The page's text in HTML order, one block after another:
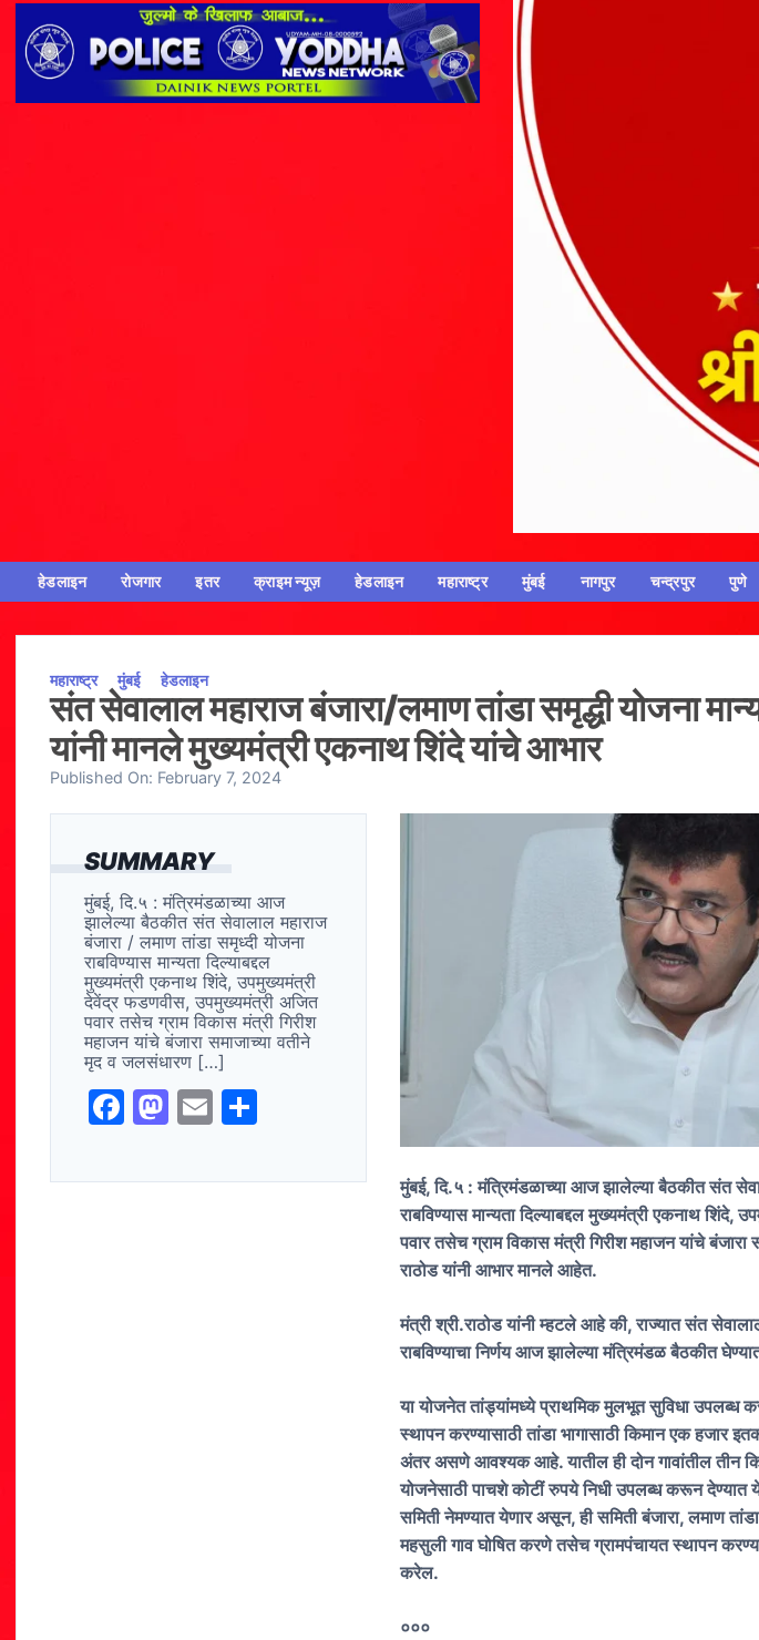
हेडलाइन रोजगार इतर क्राइम न्यूज़ हेडलाइन महाराष्ट्र मुंबई नागपुर चन्द्रपुर पुणे
महाराष्ट्र मुंबई हेडलाइन
संत सेवालाल महाराज बंजारा/लमाण तांडा समृद्धी योजना
यांनी मानले मुख्यमंत्री एकनाथ शिंदे यांचे आभार
Published On: February 7, 2024
SUMMARY
मुंबई, दि.५ : मंत्रिमंडळाच्या आज
झालेल्या बैठकीत संत सेवालाल महाराज
बंजारा / लमाण तांडा समृध्दी योजना
राबविण्यास मान्यता दिल्याबद्दल
मुख्यमंत्री एकनाथ शिंदे, उपमुख्यमंत्री
देवेंद्र फडणवीस, उपमुख्यमंत्री अजित
पवार तसेच ग्राम विकास मंत्री गिरीश
महाजन यांचे बंजारा समाजाच्या वतीने
मृद व जलसंधारण […]
F
c
M
st
E
ai ar
मुंबई, दि.५ : मंत्रिमंडळाच्या आज झालेल्या बैठकीत संत
राबविण्यास मान्यता दिल्याबद्दल मुख्यमंत्री एकनाथ
पवार तसेच ग्राम विकास मंत्री गिरीश महाजन यांचे
राठोड यांनी आभार मानले आहेत.
मंत्री श्री.राठोड यांनी म्हटले आहे की, राज्यात संत
राबविण्याचा निर्णय आज झालेल्या मंत्रिमंडळ बैठकीत
या योजनेत तांड्यांमध्ये प्राथमिक मुलभूत सुविधा उपलब्ध
स्थापन करण्यासाठी तांडा भागासाठी किमान एक हजार
अंतर असणे आवश्यक आहे. यातील ही दोन गावांतील तीन
योजनेसाठी पाचशे कोटीं रुपये निधी उपलब्ध करून देण्यात
समिती नेमण्यात येणार असून, ही समिती बंजारा, लमाण
महसुली गाव घोषित करणे तसेच ग्रामपंचायत स्थापन
करेल.
०००